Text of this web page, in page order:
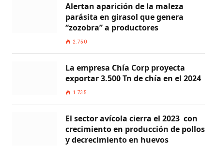
Alertan aparición de la maleza
parásita en girasol que genera
“zozobra” a productores
2.750
La empresa Chía Corp proyecta
exportar 3.500 Tn de chía en el 2024
1.735
El sector avícola cierra el 2023 con
crecimiento en producción de pollos
y decrecimiento en huevos